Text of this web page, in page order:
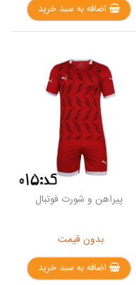
اضافه به سبد خرید
پیراهن و شورت فوتبال
بدون قیمت
اضافه به سبد خرید